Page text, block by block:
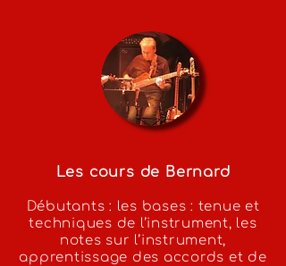
Les cours de Bernard
Débutants : les bases : tenue et
techniques de l’instrument, les
notes sur l’instrument,
apprentissage des accords et de